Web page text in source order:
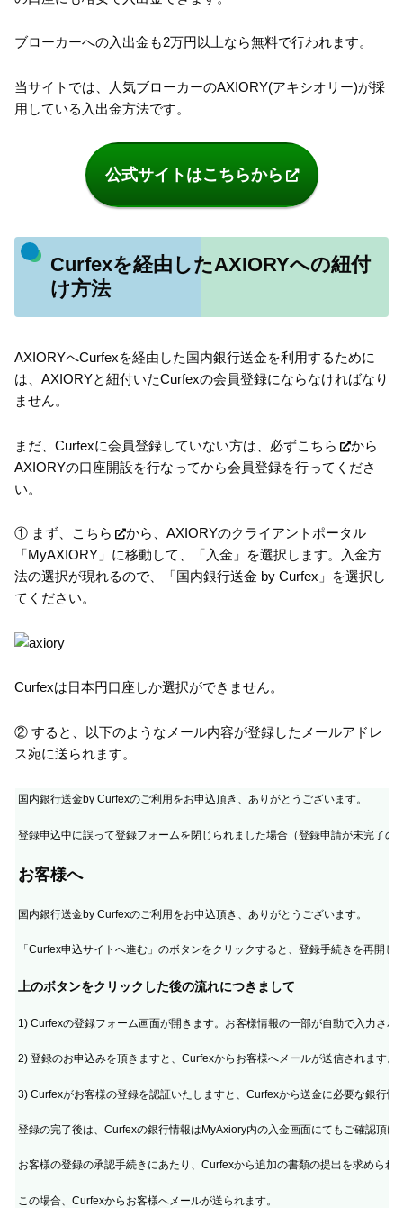
ブローカーへの入出金も2万円以上なら無料で行われます。
当サイトでは、人気ブローカーのAXIORY(アキシオリー)が採
用している入出金方法です。
公式サイトはこちらから
Curfexを経由したAXIORYへの紐付
け方法
AXIORYへCurfexを経由した国内銀行送金を利用するために
は、AXIORYと紐付いたCurfexの会員登録にならなければなり
ません。
まだ、Curfexに会員登録していない方は、必ずこちら
から
AXIORYの口座開設を行なってから会員登録を行ってくださ
い。
① まず、 こちら
から、AXIORYのクライアントポータル
「MyAXIORY」に移動して、「入金」を選択します。入金方
法の選択が現れるので、「国内銀行送金 by Curfex」を選択し
てください。
Curfexは日本円口座しか選択ができません。
② すると、以下のようなメール内容が登録したメールアドレ
ス宛に送られます。
国内銀行送金by Curfexのご利用をお申込頂き、ありがとうございます。
登録申込中に誤って登録フォームを閉じられました場合（登録申請が未完了
お客様へ
国内銀行送金by Curfexのご利用をお申込頂き、ありがとうございます。
「Curfex申込サイトへ進む」のボタンをクリックすると、登録手続きを再開し
上のボタンをクリックした後の流れにつきまして
1) Curfexの登録フォーム画面が開きます。お客様情報の一部が自動で入力さ
2) 登録のお申込みを頂きますと、Curfexからお客様へメールが送信されます。
3) Curfexがお客様の登録を認証いたしますと、Curfexから送金に必要な銀行
登録の完了後は、Curfexの銀行情報はMyAxiory内の入金画面にてもご確認頂け
お客様の登録の承認手続きにあたり、Curfexから追加の書類の提出を求められ
この場合、Curfexからお客様へメールが送られます。